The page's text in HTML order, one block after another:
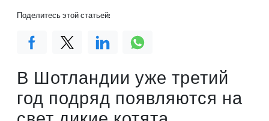
В Шотландии уже третий
год подряд появляются на
Поделитесь этой статьей: